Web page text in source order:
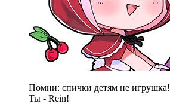
Помни: спички детям не игрушка!
Ты - Rein!